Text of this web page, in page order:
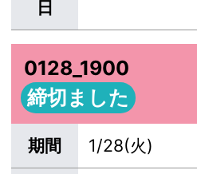
日
0128_1900
締切ました
期間 1/28(火)